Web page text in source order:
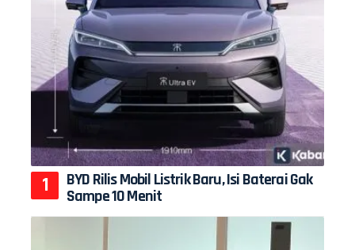
BYD Rilis Mobil Listrik Baru, Isi Baterai Gak
Sampe 10 Menit